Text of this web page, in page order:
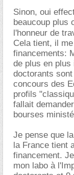
Sinon, oui
beaucoup plus
l'honneur de
Cela tient, il
financements:
de plus en plus
doctorants
concours des
profils
fallait
bourses
Je pense que
la France tient
financement.
mon labo à